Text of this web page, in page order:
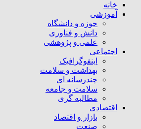
خانه
آموزشی
حوزه و دانشگاه
دانش و فناوری
علمی و پژوهشی
اجتماعی
اینفوگرافیک
بهداشت و سلامت
چندرسانه ای
سلامت و جامعه
مطالبه گری
اقتصادی
بازار و اقتصاد
صنعت